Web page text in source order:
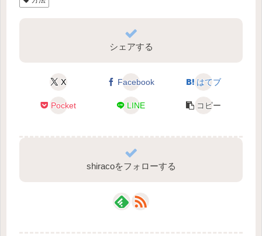
シェアする
X Facebook はてブ
Pocket LINE コピー
shiracoをフォローする